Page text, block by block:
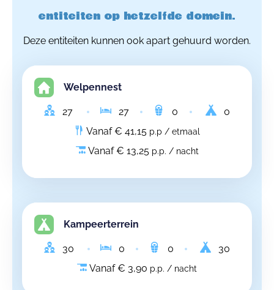
entiteiten op hetzelfde domein.
Deze entiteiten kunnen ook apart gehuurd worden.
Welpennest
27 27 0
0
Vanaf € 41,15 p.p / etmaal
Vanaf € 13,25 p.p. / nacht
Kampeerterrein
30 0 0
30
Vanaf € 3,90 p.p. / nacht